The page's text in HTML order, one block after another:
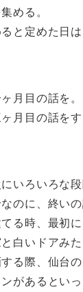
める。
と定めた日
月目の話を。
月目の話を
いろいろな段
のに、終いの
る時、最初
白いドアみた
る際、仙台
があるといっ